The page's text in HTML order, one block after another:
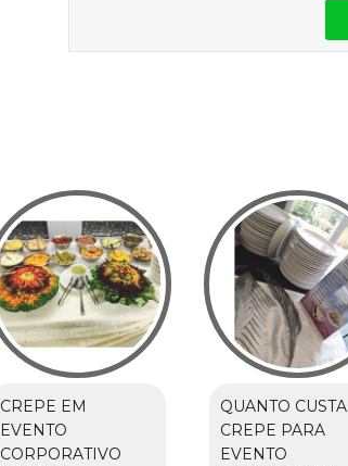
CREPE EM
EVENTO
CORPORATIVO
QUANTO CUSTA
CREPE PARA
EVENTO